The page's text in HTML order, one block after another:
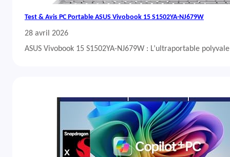
Test & Avis PC Portable ASUS Vivobook 15 S1502YA-NJ679W
28 avril 2026
ASUS Vivobook 15 S1502YA-NJ679W : L’ultraportable